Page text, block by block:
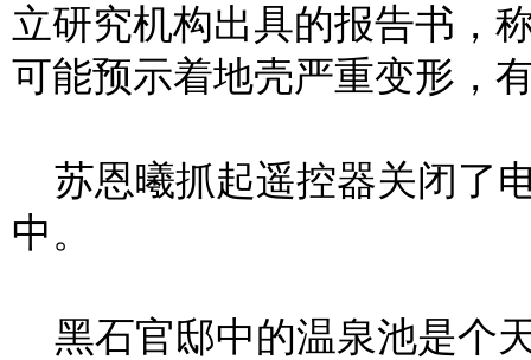
立研究机构出具的报告书，
可能预示着地壳严重变形，
苏恩曦抓起遥控器关闭了
中。
黑石官邸中的温泉池是个